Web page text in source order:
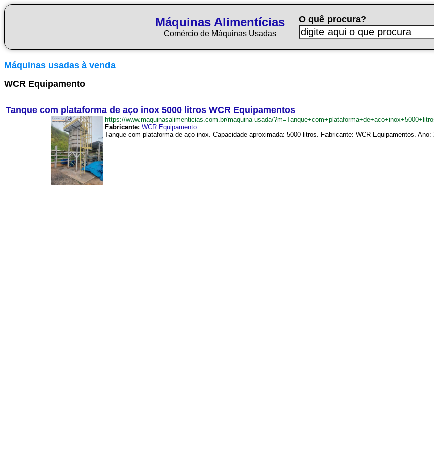
Máquinas Alimentícias
Comércio de Máquinas Usadas
O quê procura?
Máquinas usadas à venda
WCR Equipamento
Tanque com plataforma de aço inox 5000 litros WCR Equipamentos
https://www.maquinasalimenticias.com.br/maquina-usada/
Fabricante: WCR Equipamento
Tanque com plataforma de aço inox. Capacidade aproximada: 5000 litros. Fabricante: WCR Equipamentos.